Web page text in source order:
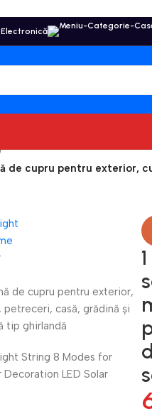
Electronică
de cupru pentru exterior,